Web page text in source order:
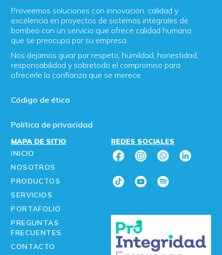
Proveemos soluciones con innovación, calidad y
excelencia en proyectos de sistemas integrales de
bombeo con un servicio que ofrece calidad humana
que se preocupa por su empresa.
Nos dejamos guiar por respeto, humildad, honestidad,
responsabilidad y sobretodo el compromiso para
ofrecerle la confianza que se merece.
Código de ética
Política de privacidad
MAPA DE SITIO
INICIO
NOSOTROS
PRODUCTOS
SERVICIOS
PORTAFOLIO
PREGUNTAS
FRECUENTES
CONTACTO
REDES SOCIALES